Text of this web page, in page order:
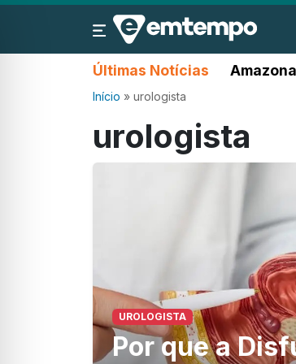
Últimas Notícias
Início » urologista
urologista
UROLOGISTA
Por que a